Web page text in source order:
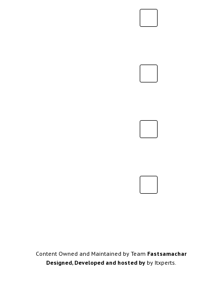
Content Owned and Maintained by Team Fastsamachar
Designed, Developed and hosted byby Itxperts.